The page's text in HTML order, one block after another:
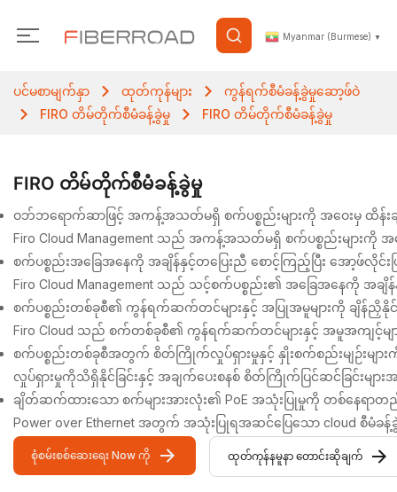
Myanmar (Burmese) ▼
ပင်မစာမျက်နှာ ထုတ်ကုန်များ
ကွန်ရက်စီမံခန့်ခွဲမှုဆော့ဖ်ဝဲ
FIRO တိမ်တိုက်စီမံခန့်ခွဲမှု
FIRO တိမ်တိုက်စီမံခန့်ခွဲမှု
FIRO တိမ်တိုက်စီမံခန့်ခွဲမှု
ဝဘ်ဘရောက်ဆာဖြင့် အကန့်အသတ်မရှိ စက်ပစ္စည်းများကို အဝေးမှ ထိန်းခ
Firo Cloud Management သည် အကန့်အသတ်မရှိ စက်ပစ္စည်းမျ
စက်ပစ္စည်းအခြေအနေကို အချိန်နှင့်တပြေးညီ စောင့်ကြည့်ပြီး အော့ဖ်လိုင်
Firo Cloud Management သည် သင့်စက်ပစ္စည်း၏ အခြေအနေကို အ
စက်ပစ္စည်းတစ်ခုစီ၏ ကွန်ရက်ဆက်တင်များနှင့် အပြုအမူများကို ချိန်ညှိနို
Firo Cloud သည် စက်တစ်ခုစီ၏ ကွန်ရက်ဆက်တင်များနှင့် အမူအကျင့်မျ
စက်ပစ္စည်းတစ်ခုစီအတွက် စိတ်ကြိုက်လှုပ်ရှားမှုနှင့် နှိုးစက်စည်းမျဉ်းများ
လှုပ်ရှားမှုကိုသိရှိနိုင်ခြင်းနှင့် အချက်ပေးစနစ် စိတ်ကြိုက်ပြင်ဆင်ခြင်းမျ
ချိတ်ဆက်ထားသော စက်များအားလုံး၏ PoE အသုံးပြုမှုကို တစ်နေရာတ
Power over Ethernet အတွက် အသုံးပြုရအဆင်ပြေသော cloud
စုံစမ်းစစ်ဆေးရေး Now ကို ထုတ်ကုန်နမူနာ တောင်းဆိုချက်